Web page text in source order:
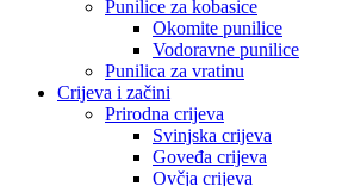
Punilice za kobasice
Okomite punilice
Vodoravne punilice
Punilica za vratinu
Crijeva i začini
Prirodna crijeva
Svinjska crijeva
Goveđa crijeva
Ovčja crijeva